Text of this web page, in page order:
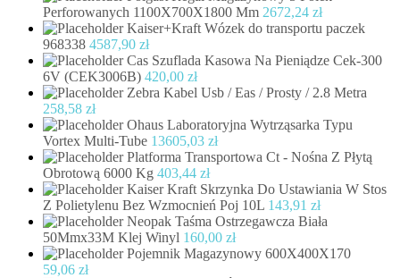
Perforowanych 1100X700X1800 Mm 2672,24 zł
Kaiser+Kraft Wózek do transportu paczek
968338 4587,90 zł
Cas Szuflada Kasowa Na Pieniądze Cek-300
6V (CEK3006B) 420,00 zł
Zebra Kabel Usb / Eas / Prosty / 2.8 Metra
258,58 zł
Ohaus Laboratoryjna Wytrząsarka Typu
Vortex Multi-Tube 13605,03 zł
Platforma Transportowa Ct - Nośna Z Płytą
Obrotową 6000 Kg 403,44 zł
Kaiser Kraft Skrzynka Do Ustawiania W Stos
Z Polietylenu Bez Wzmocnień Poj 10L 143,91 zł
Neopak Taśma Ostrzegawcza Biała
50Mmx33M Klej Winyl 160,00 zł
Pojemnik Magazynowy 600X400X170
59,06 zł